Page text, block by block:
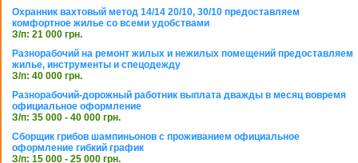
Охранник вахтовый метод 14/14 20/10, 30/10 предоставляем
комфортное жилье со всеми удобствами
З/п: 21 000 грн.
Разнорабочий на ремонт жилых и нежилых помещений предоставляем
жилье, инструменты и спецодежду
З/п: 40 000 грн.
Разнорабочий-дорожный работник выплата дважды в месяц вовремя
официальное оформление
З/п: 35 000 - 40 000 грн.
Сборщик грибов шампиньонов с проживанием официальное
оформление гибкий график
З/п: 15 000 - 25 000 грн.